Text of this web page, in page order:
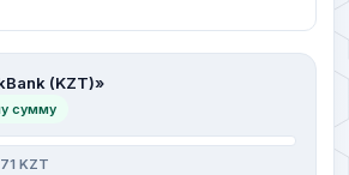
(KZT)»
сумму
KZT